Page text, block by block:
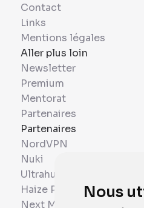
Nous
Contact
Links
Mentions légales
Aller plus loin
Newsletter
Premium
Mentorat
Partenaires
Partenaires
NordVPN
Nuki
Ultrahuman
Haize Project
Next Mobiles